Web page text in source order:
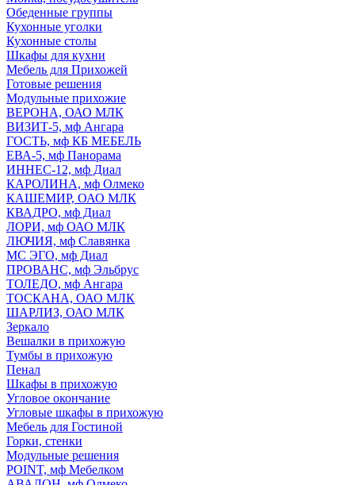
Обеденные группы
Кухонные уголки
Кухонные столы
Шкафы для кухни
Мебель для Прихожей
Готовые решения
Модульные прихожие
ВЕРОНА, ОАО МЛК
ВИЗИТ-5, мф Ангара
ГОСТЬ, мф КБ МЕБЕЛЬ
ЕВА-5, мф Панорама
ИННЕС-12, мф Диал
КАРОЛИНА, мф Олмеко
КАШЕМИР, ОАО МЛК
КВАДРО, мф Диал
ЛОРИ, мф ОАО МЛК
ЛЮЧИЯ, мф Славянка
МС ЭГО, мф Диал
ПРОВАНС, мф Эльбрус
ТОЛЕДО, мф Ангара
ТОСКАНА, ОАО МЛК
ШАРЛИЗ, ОАО МЛК
Зеркало
Вешалки в прихожую
Тумбы в прихожую
Пенал
Шкафы в прихожую
Угловое окончание
Угловые шкафы в прихожую
Мебель для Гостиной
Горки, стенки
Модульные решения
POINT, мф Мебелком